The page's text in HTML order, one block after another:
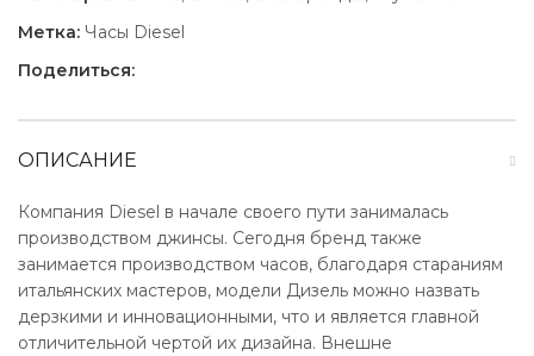
Метка: Часы Diesel
Поделиться:
ОПИСАНИЕ
Компания Diesel в начале своего пути занималась
производством джинсы. Сегодня бренд также
занимается производством часов, благодаря стараниям
итальянских мастеров, модели Дизель можно назвать
дерзкими и инновационными, что и является главной
отличительной чертой их дизайна. Внешне